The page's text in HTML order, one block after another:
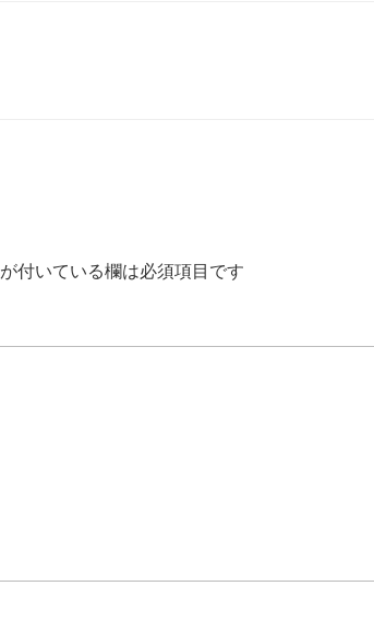
が付いている欄は必須項目です